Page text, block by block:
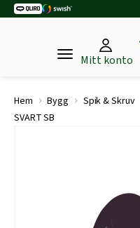
Mitt konto
Hem › Bygg › Spik & Skruv
SVART SB